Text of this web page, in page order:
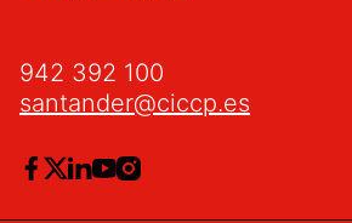
942 392 100
santander@ciccp.es